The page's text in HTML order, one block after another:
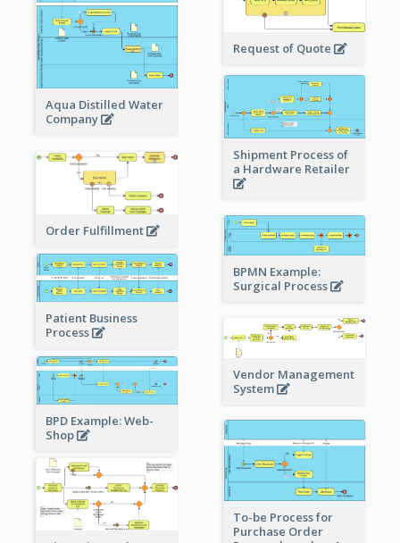
Request of Quote
Aqua Distilled Water
Company
Shipment Process of
a Hardware Retailer
Order Fulfillment
BPMN Example:
Surgical Process
Patient Business
Process
Vendor Management
System
BPD Example: Web-
Shop
To-be Process for
Purchase Order